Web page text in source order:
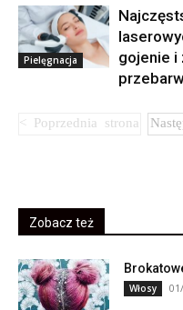
Pielęgnacja
gojenie i
Zobacz też
Włosy